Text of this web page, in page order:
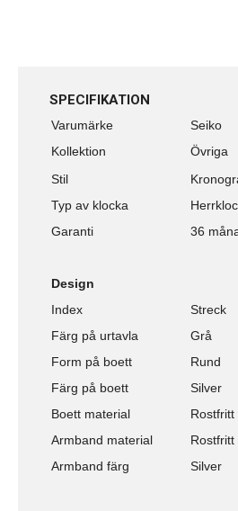
SPECIFIKATION
Varumärke
Seiko
Kollektion
Övriga
Stil
Typ av klocka
Garanti
36
Design
Index
Streck
Färg på urtavla
Grå
Form på boett
Rund
Färg på boett
Silver
Boett material
Rostfritt
Armband material
Rostfritt
Armband färg
Silver